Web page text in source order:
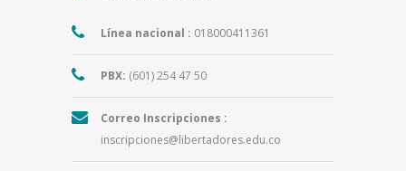
Línea nacional : 018000411361
PBX: (601) 254 47 50
Correo Inscripciones :
inscripciones@libertadores.edu.co